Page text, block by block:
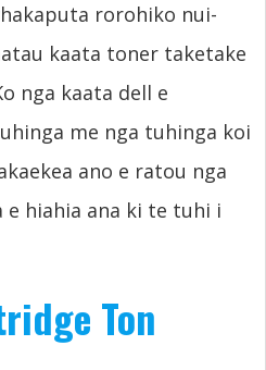
rorohiko nui-
kaata toner taketake
nga kaata dell e
me nga tuhinga koi
ano e ratou nga
e hiahia ana ki te tuhi i
Ton